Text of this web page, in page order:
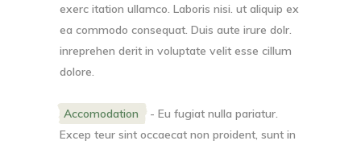
exerc itation ullamco. Laboris nisi. ut aliquip ex
ea commodo consequat. Duis aute irure dolr.
inreprehen derit in voluptate velit esse cillum
dolore.
Accomodation
- Eu fugiat nulla pariatur.
Excep teur sint occaecat non proident, sunt in